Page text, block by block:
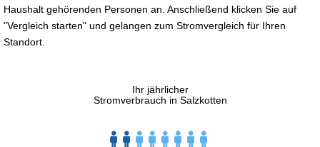
Haushalt gehörenden Personen an. Anschließend klicken Sie auf
"Vergleich starten" und gelangen zum Stromvergleich für Ihren
Standort.
Ihr jährlicher
Stromverbrauch in Salzkotten